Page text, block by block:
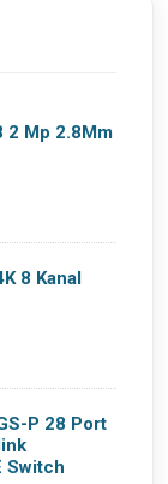
2 Mp 2.8Mm
8 Kanal
P 28 Port
Switch